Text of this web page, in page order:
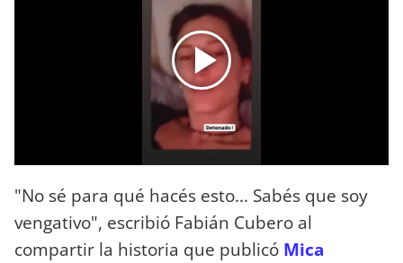
"No sé para qué hacés esto... Sabés que soy
vengativo", escribió Fabián Cubero al
compartir la historia que publicó Mica